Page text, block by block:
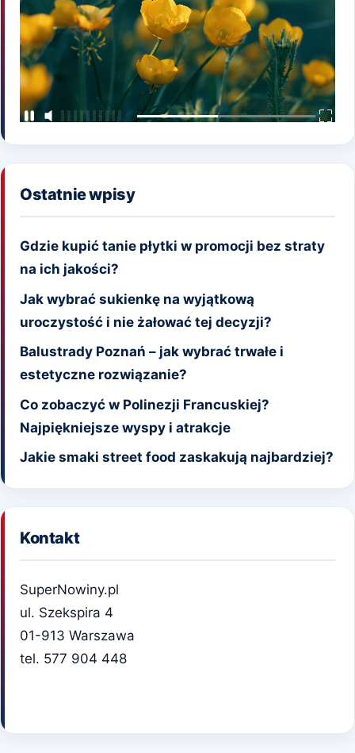
Ostatnie wpisy
Gdzie kupić tanie płytki w promocji bez straty
na ich jakości?
Jak wybrać sukienkę na wyjątkową
uroczystość i nie żałować tej decyzji?
Balustrady Poznań – jak wybrać trwałe i
estetyczne rozwiązanie?
Co zobaczyć w Polinezji Francuskiej?
Najpiękniejsze wyspy i atrakcje
Jakie smaki street food zaskakują najbardziej?
Kontakt
SuperNowiny.pl
ul. Szekspira 4
01-913 Warszawa
tel. 577 904 448